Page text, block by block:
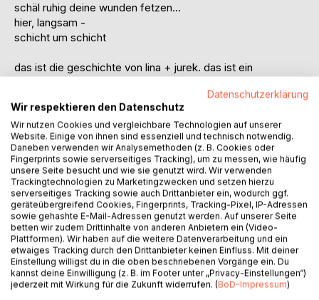
schäl ruhig deine wunden fetzen...
hier, langsam -
schicht um schicht
das ist die geschichte von lina + jurek. das ist ein
begegnung ausgangspunkt + grobe rahmenhandlung ist für
einen fuß setzen hinter den zaghaften blick des andern,
unter dem sich alles zu verbergen versucht, ja, alles – und
nichts: eine eiskalte? begierde in einem treiben von wut,
lust, anziehung + dabei immer wieder eine abkehr
voneinander:gegeneinander hinter tausend linien, zwischen
denen die bloßen grenzen beider verwischen:
lina, jurek, naile, david, liam, kassandra – das ensemble der
letzten theaterarbeit von regisseur klaus siebenschneider in
ost-berlin, anfang der 1970er jahre, noch vor dem ausbruch
aus einen system, das sie (nicht mehr lange) hält.
der vorliegende band #DIELETZTEFARBE ist teil von drei
Datenschutzerklärung
Wir respektieren den Datenschutz
Wir nutzen Cookies und vergleichbare Technologien auf unserer
Website. Einige von ihnen sind essenziell und technisch notwendig.
Daneben verwenden wir Analysemethoden (z. B. Cookies oder
Fingerprints sowie serverseitiges Tracking), um zu messen, wie häufig
unsere Seite besucht und wie sie genutzt wird. Wir verwenden
Trackingtechnologien zu Marketingzwecken und setzen hierzu
serverseitiges Tracking sowie auch Drittanbieter ein, wodurch ggf.
geräteübergreifend Cookies, Fingerprints, Tracking-Pixel, IP-Adressen
sowie gehashte E-Mail-Adressen genutzt werden. Auf unserer Seite
betten wir zudem Drittinhalte von anderen Anbietern ein (Video-
Plattformen). Wir haben auf die weitere Datenverarbeitung und ein
etwaiges Tracking durch den Drittanbieter keinen Einfluss. Mit deiner
Einstellung willigst du in die oben beschriebenen Vorgänge ein. Du
kannst deine Einwilligung (z. B. im Footer unter „Privacy-Einstellungen“)
jederzeit mit Wirkung für die Zukunft widerrufen. (BoD-Impressum)